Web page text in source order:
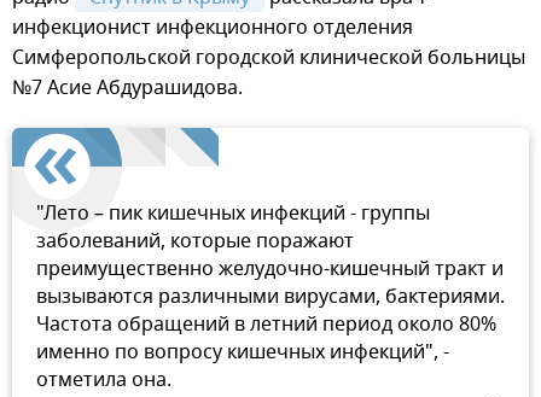
инфекционист инфекционного отделения
Симферопольской городской клинической больницы
№7 Асие Абдурашидова.
"Лето – пик кишечных инфекций - группы
заболеваний, которые поражают
преимущественно желудочно-кишечный тракт и
вызываются различными вирусами, бактериями.
Частота обращений в летний период около 80%
именно по вопросу кишечных инфекций", -
отметила она.